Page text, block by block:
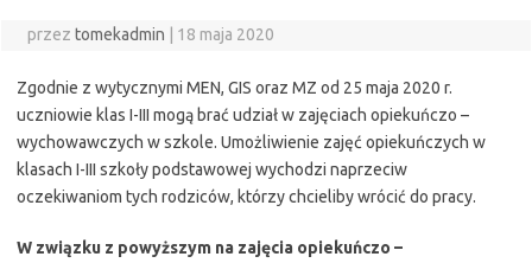
przez tomekadmin | 18 maja 2020
Zgodnie z wytycznymi MEN, GIS oraz MZ od 25 maja 2020 r.
uczniowie klas I-III mogą brać udział w zajęciach opiekuńczo –
wychowawczych w szkole. Umożliwienie zajęć opiekuńczych w
klasach I-III szkoły podstawowej wychodzi naprzeciw
oczekiwaniom tych rodziców, którzy chcieliby wrócić do pracy.
W związku z powyższym na zajęcia opiekuńczo –